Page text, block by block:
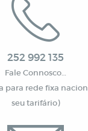
252 992 135
Fale Connosco…
para rede fixa
seu tarifário)